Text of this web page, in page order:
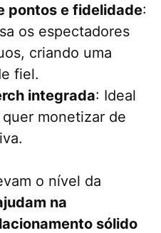
pontos e fidelidade:
os espectadores
criando uma
fiel.
integrada: Ideal
monetizar de
o nível da
na
sólido